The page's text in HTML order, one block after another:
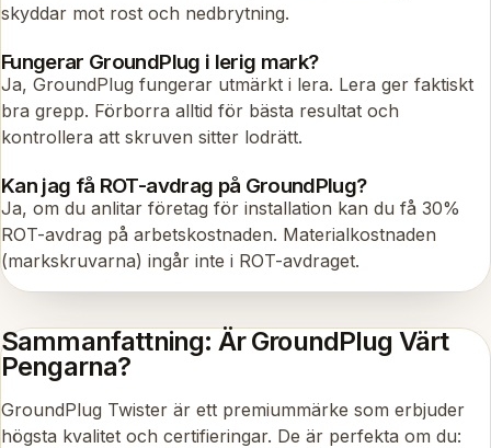
skyddar mot rost och nedbrytning.
Fungerar GroundPlug i lerig mark?
Ja, GroundPlug fungerar utmärkt i lera. Lera ger faktiskt
bra grepp. Förborra alltid för bästa resultat och
kontrollera att skruven sitter lodrätt.
Kan jag få ROT-avdrag på GroundPlug?
Ja, om du anlitar företag för installation kan du få 30%
ROT-avdrag på arbetskostnaden. Materialkostnaden
(markskruvarna) ingår inte i ROT-avdraget.
Sammanfattning: Är GroundPlug Värt
Pengarna?
GroundPlug Twister är ett premiummärke som erbjuder
högsta kvalitet och certifieringar. De är perfekta om du: